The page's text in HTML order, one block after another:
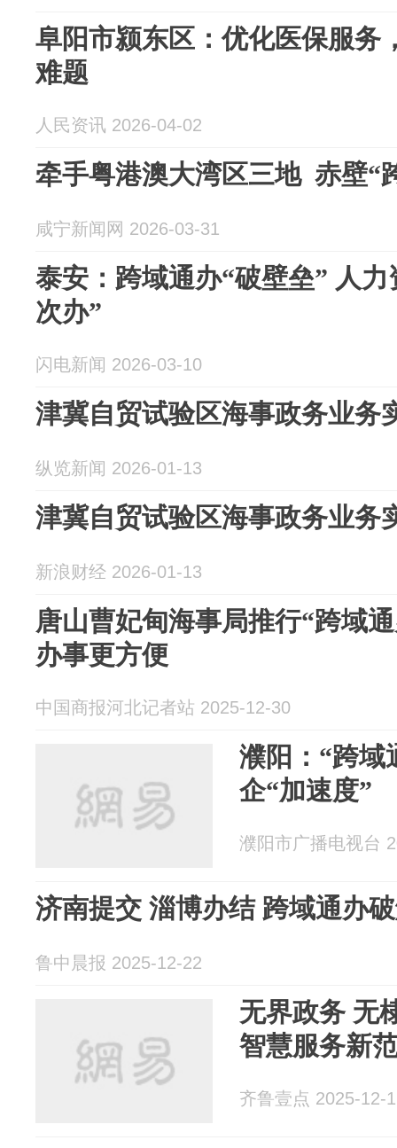
阜阳市颍东区：优化医保服务
难题
人民资讯 2026-04-02
牵手粤港澳大湾区三地 赤壁“
咸宁新闻网 2026-03-31
泰安：跨域通办“破壁垒” 人
次办”
闪电新闻 2026-03-10
津冀自贸试验区海事政务业务
纵览新闻 2026-01-13
津冀自贸试验区海事政务业务
新浪财经 2026-01-13
唐山曹妃甸海事局推行“跨域
办事更方便
中国商报河北记者站 2025-12-30
濮阳：“跨域
企“加速度”
濮阳市广播电视台
济南提交 淄博办结 跨域通办
鲁中晨报 2025-12-22
无界政务 无
智慧服务新
齐鲁壹点 2025-12-